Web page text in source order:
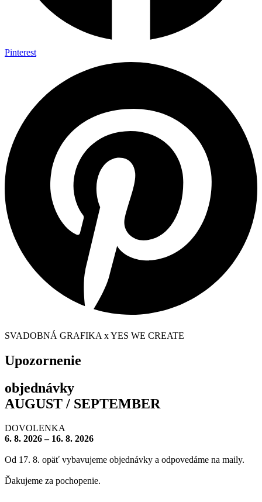
Pinterest
SVADOBNÁ GRAFIKA x YES WE CREATE
Upozornenie
objednávky
AUGUST / SEPTEMBER
DOVOLENKA
6. 8. 2026 – 16. 8. 2026
Od 17. 8. opäť vybavujeme objednávky a odpovedáme na maily.
Ďakujeme za pochopenie.